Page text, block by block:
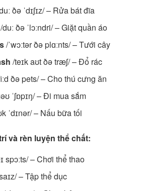
ðə ˈdɪʃɪz/ – Rửa bát đĩa
/duː ðə ˈlɔːndri/ – Giặt quần áo
/ˈwɔːtər ðə plɑːnts/ – Tưới cây
/teɪk aʊt ðə træʃ/ – Đổ rác
ðə pets/ – Cho thú cưng ăn
ˈʃɒpɪŋ/ – Đi mua sắm
ˈdɪnər/ – Nấu bữa tối
và rèn luyện thể chất:
spɔːts/ – Chơi thể thao
– Tập thể dục